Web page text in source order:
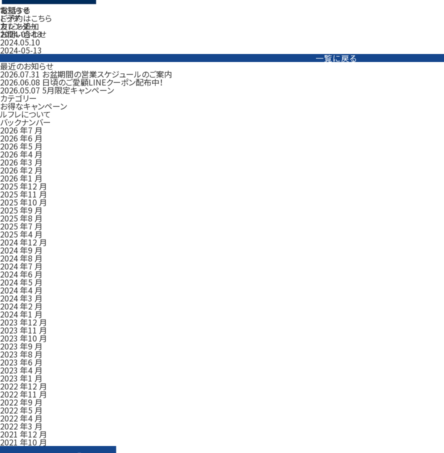
電話する
ご予約はこちら
友だち追加
お問い合わせ
お知らせ
トップ
カレンダー
2024-05-13
2024.05.10
2024-05-13
一覧に戻る
最近のお知らせ
2026.07.31 お盆期間の営業スケジュールのご案内
2026.06.08 日頃のご愛顧LINEクーポン配布中！
2026.05.07 5月限定キャンペーン
カテゴリー
お得なキャンペーン
ルフレについて
バックナンバー
2026 年7 月
2026 年6 月
2026 年5 月
2026 年4 月
2026 年3 月
2026 年2 月
2026 年1 月
2025 年12 月
2025 年11 月
2025 年10 月
2025 年9 月
2025 年8 月
2025 年7 月
2025 年4 月
2024 年12 月
2024 年9 月
2024 年8 月
2024 年7 月
2024 年6 月
2024 年5 月
2024 年4 月
2024 年3 月
2024 年2 月
2024 年1 月
2023 年12 月
2023 年11 月
2023 年10 月
2023 年9 月
2023 年8 月
2023 年6 月
2023 年4 月
2023 年1 月
2022 年12 月
2022 年11 月
2022 年9 月
2022 年5 月
2022 年4 月
2022 年3 月
2021 年12 月
2021 年10 月